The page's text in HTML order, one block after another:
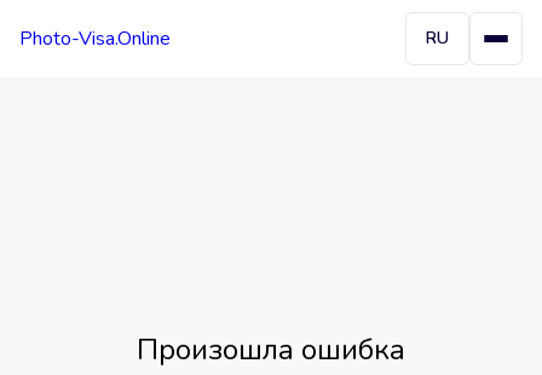
Photo-Visa.Online RU
Произошла ошибка